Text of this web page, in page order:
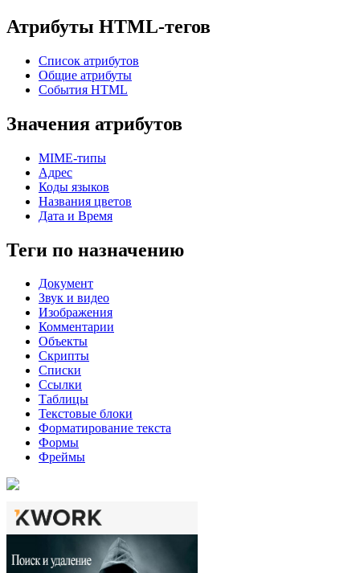
Атрибуты HTML-тегов
Список атрибутов
Общие атрибуты
События HTML
Значения атрибутов
MIME-типы
Адрес
Коды языков
Названия цветов
Дата и Время
Теги по назначению
Документ
Звук и видео
Изображения
Комментарии
Объекты
Скрипты
Списки
Ссылки
Таблицы
Текстовые блоки
Форматирование текста
Формы
Фреймы